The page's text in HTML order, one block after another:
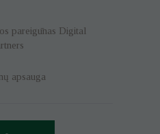
pareigūnas Digital
apsauga